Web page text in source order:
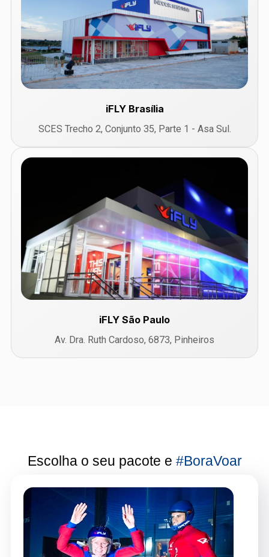
iFLY Brasília
SCES Trecho 2, Conjunto 35, Parte 1 - Asa Sul.
iFLY São Paulo
Av. Dra. Ruth Cardoso, 6873, Pinheiros
Escolha o seu pacote e #BoraVoar